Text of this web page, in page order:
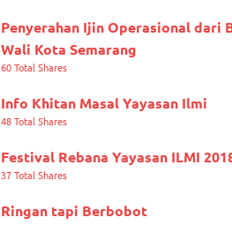
Penyerahan Ijin Operasional dari
Wali Kota Semarang
60 Total Shares
Info Khitan Masal Yayasan Ilmi
48 Total Shares
Festival Rebana Yayasan ILMI
37 Total Shares
Ringan tapi Berbobot